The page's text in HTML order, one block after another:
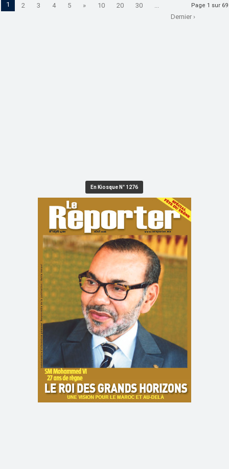
Page 1 sur 69
1 2 3 4 5 » 10 20 30
...
Dernier ›
En Kiosque N° 1276